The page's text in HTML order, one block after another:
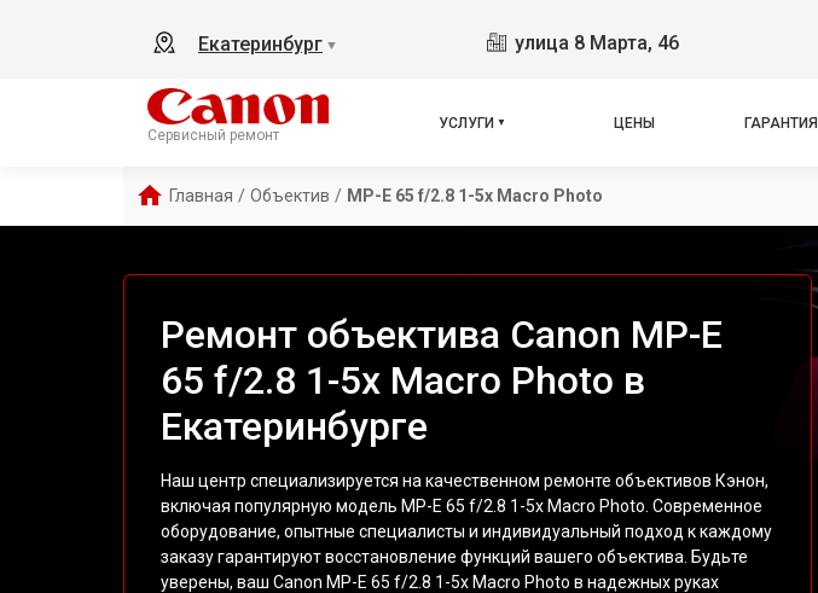
Екатеринбург ▼ улица 8 Марта, 46
Сервисный ремонт
УСЛУГИ ЦЕНЫ ГАРАНТИЯ
Главная / Объектив / MP-E 65 f/2.8 1-5x Macro Photo
Ремонт объектива Canon MP-E
65 f/2.8 1-5x Macro Photo в
Екатеринбурге
Наш центр специализируется на качественном ремонте объективов Кэнон,
включая популярную модель MP-E 65 f/2.8 1-5x Macro Photo. Современное
оборудование, опытные специалисты и индивидуальный подход к каждому
заказу гарантируют восстановление функций вашего объектива. Будьте
уверены, ваш Canon MP-E 65 f/2.8 1-5x Macro Photo в надежных руках